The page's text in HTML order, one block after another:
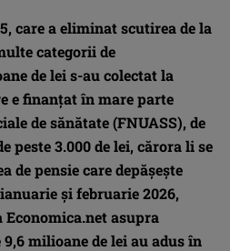
care a eliminat scutirea de la
categorii de
de lei s-au colectat la
e finanţat în mare parte
de sănătate (FNUASS), de
peste 3.000 de lei, cărora li se
de pensie care depăşeşte
şi februarie 2026,
asupra
milioane de lei au adus în